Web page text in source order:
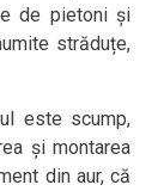
de pietoni și
străduțe,
este scump,
și montarea
din aur, că